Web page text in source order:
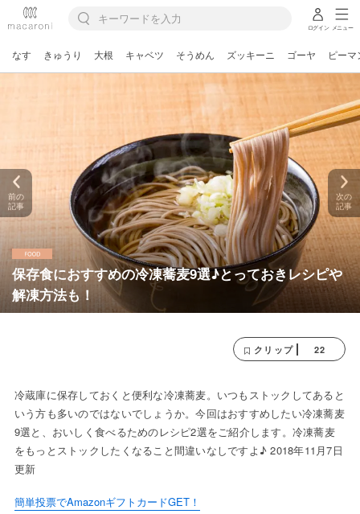
ログイン メニュー
なす きゅうり 大根 キャベツ そうめん ズッキーニ ゴーヤ ピーマ
保存食におすすめの冷凍蕎麦9選♪とっておきレシピや
解凍方法も！
前の
記事
次の
記事
クリップ 22
冷蔵庫に保存しておくと便利な冷凍蕎麦。いつもストックしてあると
いう方も多いのではないでしょうか。今回はおすすめしたい冷凍蕎麦
9選と、おいしく食べるためのレシピ2選をご紹介します。冷凍蕎麦
をもっとストックしたくなること間違いなしですよ♪ 2018年11月7日
更新
簡単投票でAmazonギフトカードGET！